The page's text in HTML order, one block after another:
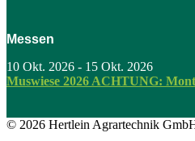
Messen
10 Okt. 2026 - 15 Okt. 2026
Muswiese 2026 ACHTUNG:
© 2026 Hertlein Agrartechnik